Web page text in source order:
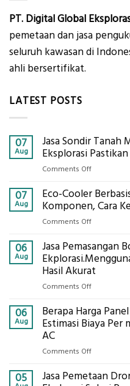
PT. Digital Global
pemetaan dan jasa
seluruh kawasan di
ahli bersertifikat.
LATEST POSTS
07
Aug
Jasa Sondir Tanah
Eksplorasi
Comments Offon
Sondir
Tanah
Eksplorasi
Pastikan
Pondasi
Kokoh
07
Aug
Eco-Cooler
Komponen, Cara
Comments Offon
Cooler
Berbasis
Limbah
Cara
Kerja,
Manfaatnya
06
Aug
Jasa Pemasangan
Hasil Akurat
Comments Offon
Bowplank
Ukur
06
Aug
Berapa Harga
Estimasi Biaya Per
AC
Comments Offon
Harga
05
Jasa Pemetaan